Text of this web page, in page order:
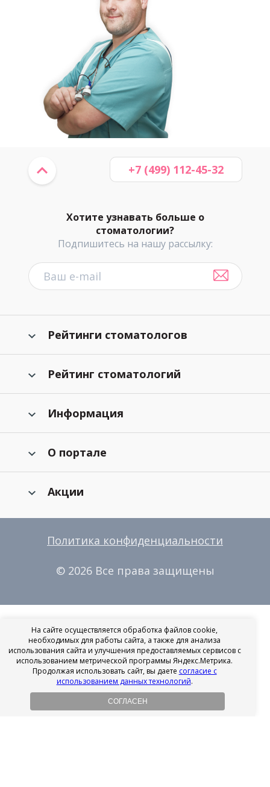
Хотите узнавать больше о
стоматологии?
Подпишитесь на нашу рассылку:
+7 (499) 112-45-32
Рейтинги стоматологов
Рейтинг стоматологий
Информация
О портале
Акции
Политика конфиденциальности
© 2026 Все права защищены
На сайте осуществляется обработка файлов cookie,
необходимых для работы сайта, а также для анализа
использования сайта и улучшения предоставляемых сервисов с
использованием метрической программы Яндекс.Метрика.
Продолжая использовать сайт, вы даете согласие с
использованием данных технологий.
СОГЛАСЕН